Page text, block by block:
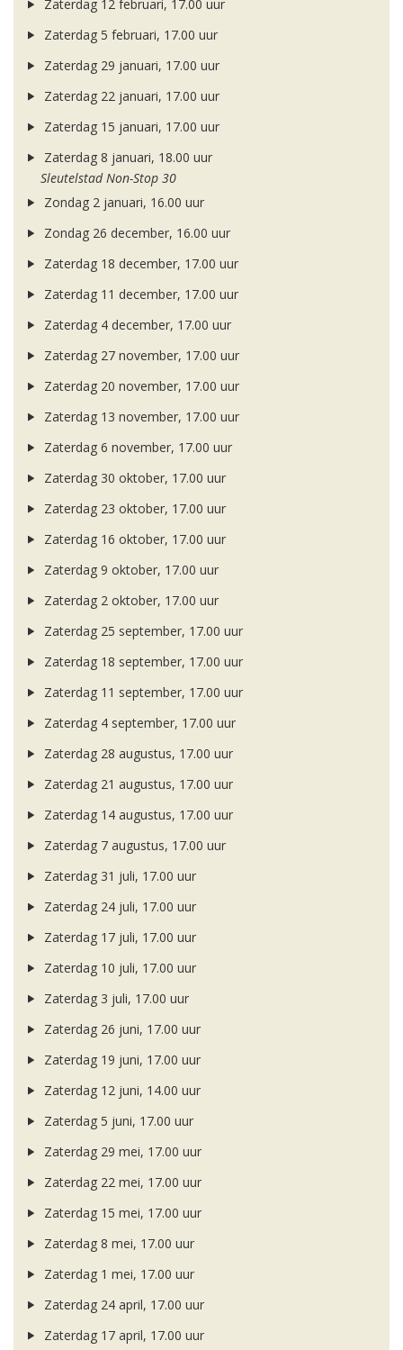
Zaterdag 12 februari, 17.00 uur
Zaterdag 5 februari, 17.00 uur
Zaterdag 29 januari, 17.00 uur
Zaterdag 22 januari, 17.00 uur
Zaterdag 15 januari, 17.00 uur
Zaterdag 8 januari, 18.00 uur
Sleutelstad Non-Stop 30
Zondag 2 januari, 16.00 uur
Zondag 26 december, 16.00 uur
Zaterdag 18 december, 17.00 uur
Zaterdag 11 december, 17.00 uur
Zaterdag 4 december, 17.00 uur
Zaterdag 27 november, 17.00 uur
Zaterdag 20 november, 17.00 uur
Zaterdag 13 november, 17.00 uur
Zaterdag 6 november, 17.00 uur
Zaterdag 30 oktober, 17.00 uur
Zaterdag 23 oktober, 17.00 uur
Zaterdag 16 oktober, 17.00 uur
Zaterdag 9 oktober, 17.00 uur
Zaterdag 2 oktober, 17.00 uur
Zaterdag 25 september, 17.00 uur
Zaterdag 18 september, 17.00 uur
Zaterdag 11 september, 17.00 uur
Zaterdag 4 september, 17.00 uur
Zaterdag 28 augustus, 17.00 uur
Zaterdag 21 augustus, 17.00 uur
Zaterdag 14 augustus, 17.00 uur
Zaterdag 7 augustus, 17.00 uur
Zaterdag 31 juli, 17.00 uur
Zaterdag 24 juli, 17.00 uur
Zaterdag 17 juli, 17.00 uur
Zaterdag 10 juli, 17.00 uur
Zaterdag 3 juli, 17.00 uur
Zaterdag 26 juni, 17.00 uur
Zaterdag 19 juni, 17.00 uur
Zaterdag 12 juni, 14.00 uur
Zaterdag 5 juni, 17.00 uur
Zaterdag 29 mei, 17.00 uur
Zaterdag 22 mei, 17.00 uur
Zaterdag 15 mei, 17.00 uur
Zaterdag 8 mei, 17.00 uur
Zaterdag 1 mei, 17.00 uur
Zaterdag 24 april, 17.00 uur
Zaterdag 17 april, 17.00 uur